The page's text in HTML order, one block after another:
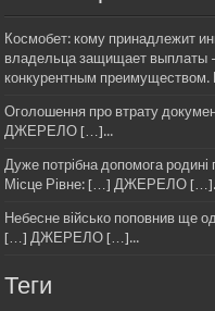
Космобет: кому принадлежит
владельца защищает выплаты
конкурентным
Оголошення про втрату
ДЖЕРЕЛО […]...
Дуже потрібна допомога
Місце Рівне: […] ДЖЕРЕЛО
Небесне військо поповнив ще
[…] ДЖЕРЕЛО […]...
Теги